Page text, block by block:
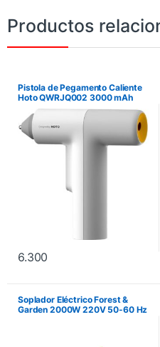
Productos
Pistola de Pegamento Caliente
Hoto QWRJQ002 3000 mAh
6.300
Soplador Eléctrico Forest &
Garden 2000W 220V 50-60 Hz